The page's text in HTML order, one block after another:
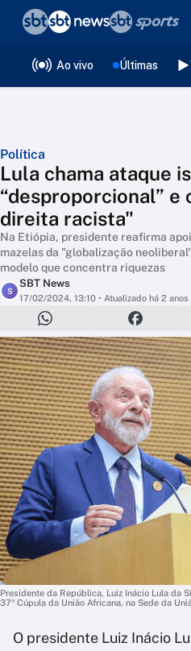
Ao vivo Últimas
Política
Lula chama ataque
“desproporcional”
direita racista"
Na Etiópia, presidente reafirma
mazelas da "globalização
modelo que concentra riquezas
S
SBT News
17/02/2024, 13:10 • Atualizado há 2 anos
Presidente da República, Luiz Inácio Lula da
37º Cúpula da União Africana, na Sede da
O presidente Luiz Inácio
❮voltar
Editorias